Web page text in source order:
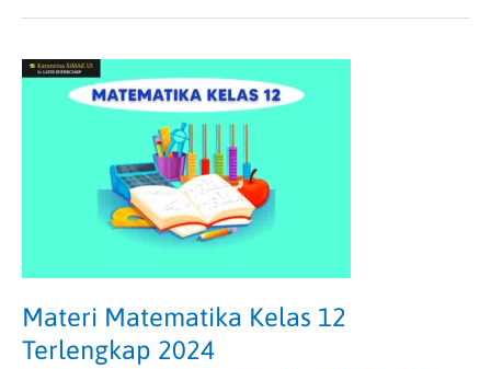
Materi Matematika Kelas 12
Terlengkap 2024
Materi
Matematika